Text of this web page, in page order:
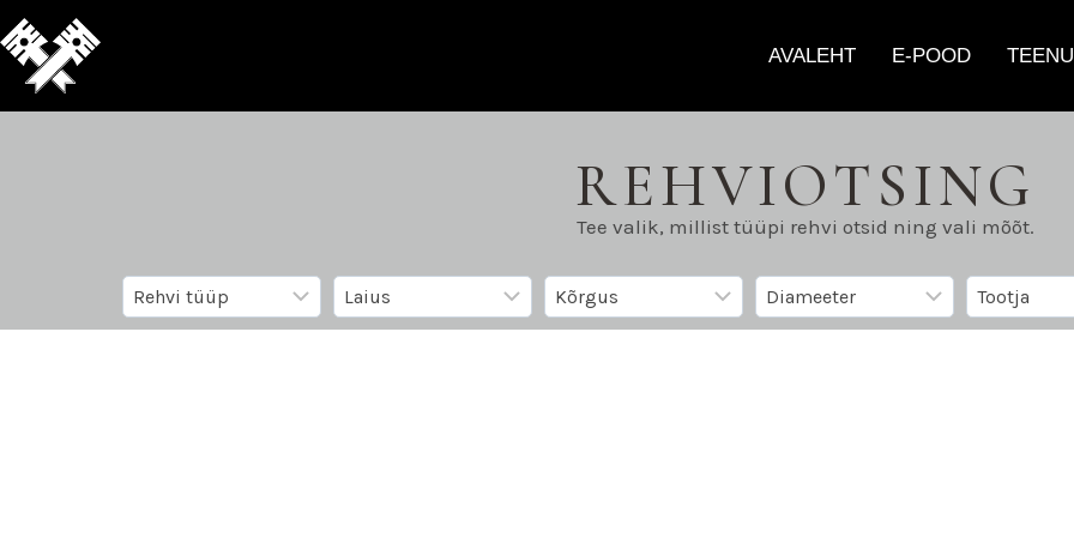
AVALEHT E-POOD
REHVIOTSING
Tee valik, millist tüüpi rehvi otsid ning vali mõõt.